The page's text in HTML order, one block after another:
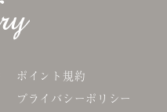
ポイント規約
プライバシーポリシー